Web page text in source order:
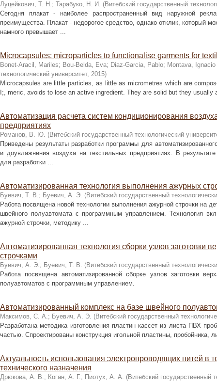
Луцейкович, Т. Н.; Тарабуко, Н. И. (Витебский государственный
Сегодня плакат - наиболее распространенный вид наружной
преимущества. Плакат - недорогое средство, однако отклик, который
намного превышает ...
Microcapsules: microparticles to functionalise garments for
Bonet-Aracil, Mariles; Bou-Belda, Eva; Diaz-Garcia, Pablo; Montava, Ignacio
технологический университет, 2015)
Microcapsules are little particles, as little as micrometres which are
I;, meric, avoids to lose an active ingredient. They are solid but they usually
Автоматизация расчета систем кондиционирования
предприятиях
Романов, В. Ю. (Витебский государственный технологический
Приведены результаты разработки программы для
и доувлажнения воздуха на текстильных предприятиях. В
для разработки ...
Автоматизированная технология выполнения ажурных
Буевич, Т. В.; Буевич, А. Э. (Витебский государственный
Работа посвящена новой технологии выполнения ажурной строчки на
швейного полуавтомата с программным управлением. Технология
ажурной строчки, методику ...
Автоматизированная технология сборки узлов заготовки
строчками
Буевич, А. Э.; Буевич, Т. В. (Витебский государственный
Работа посвящена автоматизированной сборке узлов заготовки
полуавтоматов с программным управлением.
Автоматизированный комплекс на базе швейного
Максимов, С. А.; Буевич, А. Э. (Витебский государственный
Разработана методика изготовления пластин кассет из листа ПВХ
частью. Спроектированы конструкция игольной пластины, пробойника,
Актуальность использования электропроводящих нитей в
технического назначения
Дрюкова, А. В.; Коган, А. Г.; Пиотух, А. А. (Витебский государственный